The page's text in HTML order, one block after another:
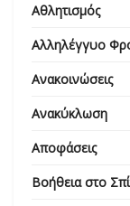
Αθλητισμός
Αλληλέγγυο
Ανακοινώσεις
Ανακύκλωση
Αποφάσεις
Βοήθεια στο